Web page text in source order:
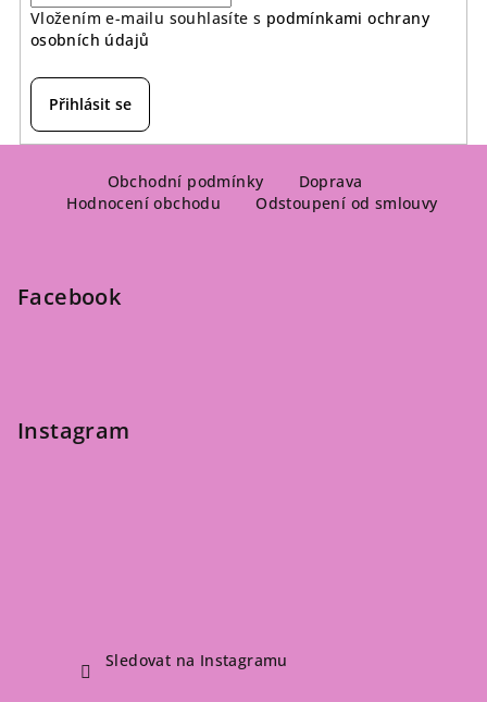
Vložením e-mailu souhlasíte s podmínkami ochrany
osobních údajů
Přihlásit se
Obchodní podmínky
Doprava
Hodnocení obchodu
Odstoupení od smlouvy
Facebook
Instagram
Sledovat na Instagramu